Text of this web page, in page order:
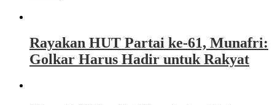
Rayakan HUT Partai ke-61, Munafri:
Golkar Harus Hadir untuk Rakyat